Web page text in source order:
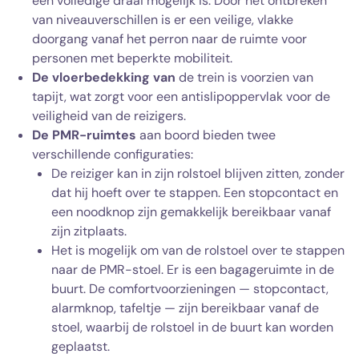
van niveauverschillen is er een veilige, vlakke
doorgang vanaf het perron naar de ruimte voor
personen met beperkte mobiliteit.
De vloerbedekking van de trein is voorzien van
tapijt, wat zorgt voor een antislipoppervlak voor de
veiligheid van de reizigers.
De PMR-ruimtes aan boord bieden twee
verschillende configuraties:
De reiziger kan in zijn rolstoel blijven zitten, zonder
dat hij hoeft over te stappen. Een stopcontact en
een noodknop zijn gemakkelijk bereikbaar vanaf
zijn zitplaats.
Het is mogelijk om van de rolstoel over te stappen
naar de PMR-stoel. Er is een bagageruimte in de
buurt. De comfortvoorzieningen — stopcontact,
alarmknop, tafeltje — zijn bereikbaar vanaf de
stoel, waarbij de rolstoel in de buurt kan worden
geplaatst.